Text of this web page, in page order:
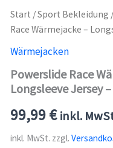
Start /Sport Bekleidung /
Race Wärmejacke –
Wärmejacken
Powerslide Race
Longsleeve Jersey
99,99€ inkl.
inkl. MwSt. zzgl.